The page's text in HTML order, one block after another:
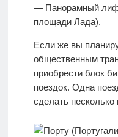
— Панорамный
площади Лада).
Если же вы
общественным
приобрести блок
поездок. Одна
сделать несколько